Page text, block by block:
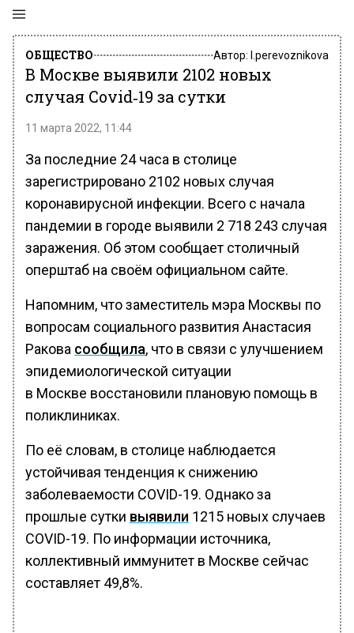
ОБЩЕСТВО Автор: l.perevoznikova
В Москве выявили 2102 новых
случая Covid‑19 за сутки
11 марта 2022, 11:44
За последние 24 часа в столице
зарегистрировано 2102 новых случая
коронавирусной инфекции. Всего с начала
пандемии в городе выявили 2 718 243 случая
заражения. Об этом сообщает столичный
оперштаб на своём официальном сайте.
Напомним, что заместитель мэра Москвы по
вопросам социального развития Анастасия
Ракова сообщила, что в связи с улучшением
эпидемиологической ситуации
в Москве восстановили плановую помощь в
поликлиниках.
По её словам, в столице наблюдается
устойчивая тенденция к снижению
заболеваемости COVID-19. Однако за
прошлые сутки выявили 1215 новых случаев
COVID-19. По информации источника,
коллективный иммунитет в Москве сейчас
составляет 49,8%.